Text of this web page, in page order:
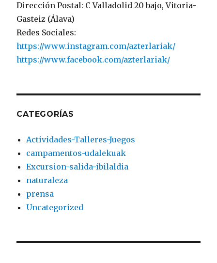
Dirección Postal: C Valladolid 20 bajo, Vitoria-
Gasteiz (Álava)
Redes Sociales:
https://www.instagram.com/azterlariak/
https://www.facebook.com/azterlariak/
CATEGORÍAS
Actividades-Talleres-Juegos
campamentos-udalekuak
Excursion-salida-ibilaldia
naturaleza
prensa
Uncategorized